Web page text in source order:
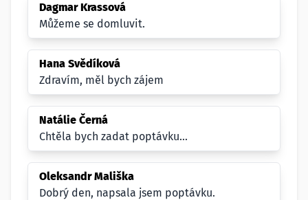
Dagmar Krassová
Můžeme se domluvit.
Hana Svědíková
Zdravím, měl bych zájem
Natálie Černá
Chtěla bych zadat poptávku...
Oleksandr Mališka
Dobrý den, napsala jsem poptávku.